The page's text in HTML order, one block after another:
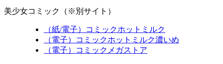
美少女コミック（※別サイト）
（紙/電子）コミックホットミルク
（電子）コミックホットミルク濃いめ
（電子）コミックメガストア